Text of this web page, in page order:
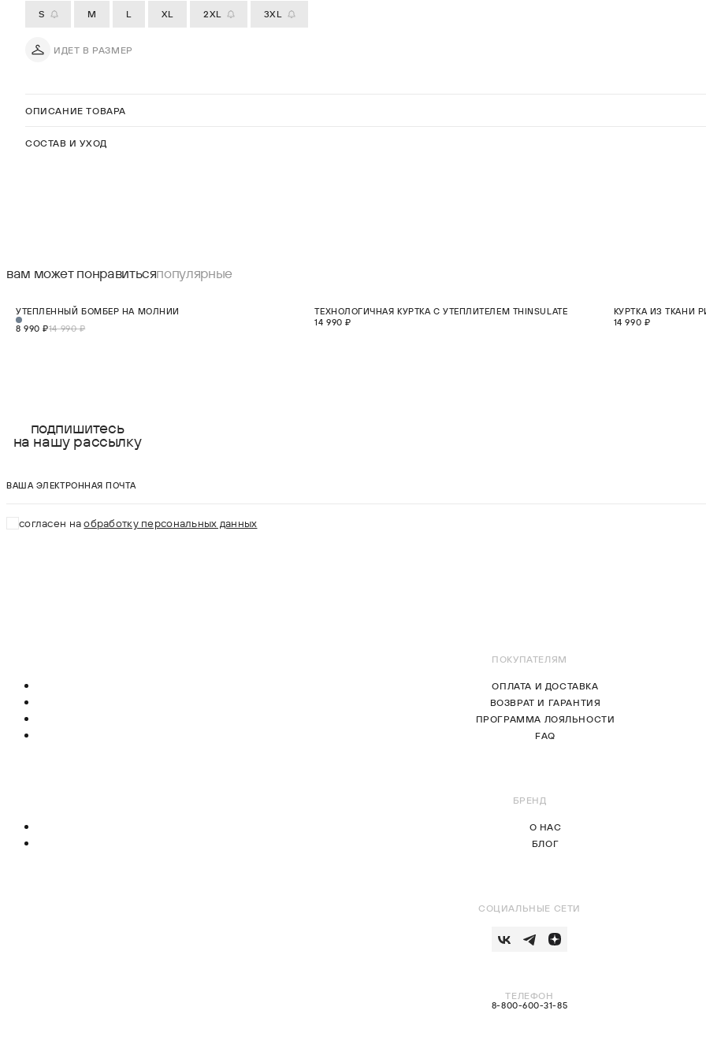
ОПИСАНИЕ ТОВАРА
СОСТАВ И УХОД
S M L XL 2XL 3XL
ИДЕТ В РАЗМЕР
вам может понравитьсяпопулярные
НОВИНКА
S M L XL
УТЕПЛЕННЫЙ БОМБЕР НА МОЛНИИ
8 990 ₽14 990 ₽
S M L XL 2XL
ТЕХНОЛОГИЧНАЯ КУРТКА С УТЕПЛИТЕЛЕМ THINSULATE
14 990 ₽
КУРТКА ИЗ ТКАНИ
14 990 ₽
подпишитесь
на нашу рассылку
согласен наобработку персональных данных
СОЦИАЛЬНЫЕ СЕТИ
ТЕЛЕФОН
8-800-600-31-85
ПОКУПАТЕЛЯМ
ОПЛАТА И ДОСТАВКА
ВОЗВРАТ И ГАРАНТИЯ
ПРОГРАММА ЛОЯЛЬНОСТИ
FAQ
БРЕНД
О НАС
БЛОГ